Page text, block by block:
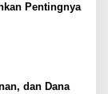
Pentingnya
dan Dana